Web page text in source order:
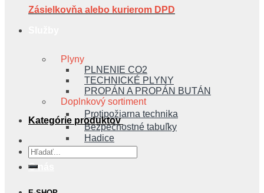
Plyny
PLNENIE CO2
TECHNICKÉ PLYNY
PROPÁN A PROPÁN BUTÁN
Doplnkový sortiment
Protipožiarna technika
Bezpečnostné tabuľky
Hadice
O nás
Zásielkovňa alebo kurierom DPD
Kategórie produktov
Hľadať: